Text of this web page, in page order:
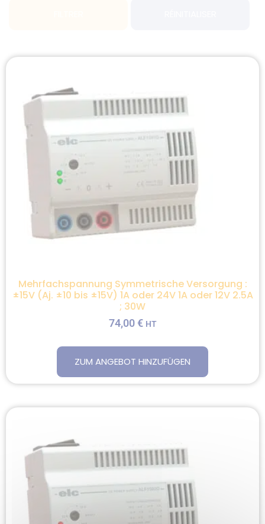
Mehrfachspannung Symmetrische Versorgung :
±15V (Aj. ±10 bis ±15V) 1A oder 24V 1A oder 12V 2.5A
; 30W
74,00 € HT
ZUM ANGEBOT HINZUFÜGEN